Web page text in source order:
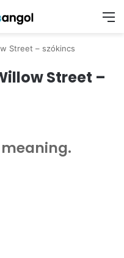
Street – szókincs
Street –